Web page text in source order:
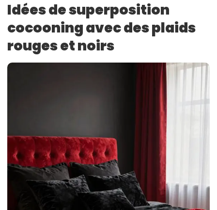
Idées de superposition
cocooning avec des plaids
rouges et noirs